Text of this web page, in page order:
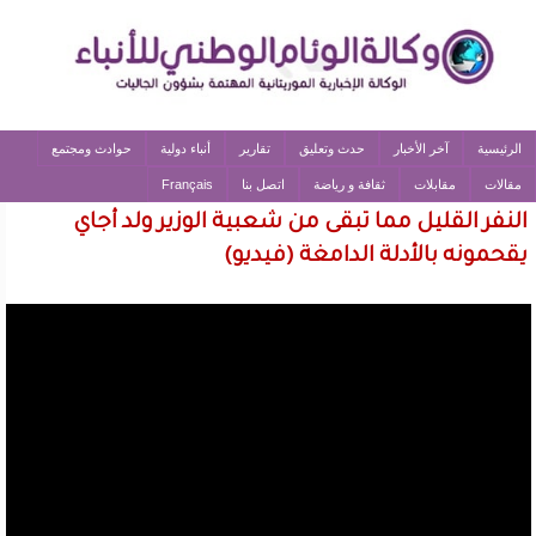
الرئيسية آخر الأخبار حدث وتعليق تقارير أنباء دولية حوادث ومجتمع
مقالات مقابلات ثقافة و رياضة اتصل بنا Français
النفر القليل مما تبقى من شعبية الوزير ولد أجاي
يقحمونه بالأدلة الدامغة (فيديو)